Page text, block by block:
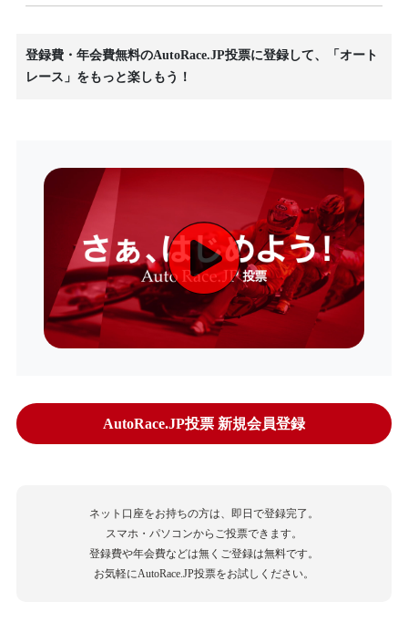
登録費・年会費無料のAutoRace.JP投票に登録して、「オート
レース」をもっと楽しもう！
AutoRace.JP投票 新規会員登録
ネット口座をお持ちの方は、即日で登録完了。
スマホ・パソコンからご投票できます。
登録費や年会費などは無くご登録は無料です。
お気軽にAutoRace.JP投票をお試しください。